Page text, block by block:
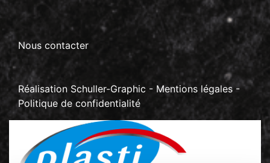
Nous contacter
Réalisation Schuller-Graphic - Mentions légales -
Politique de confidentialité